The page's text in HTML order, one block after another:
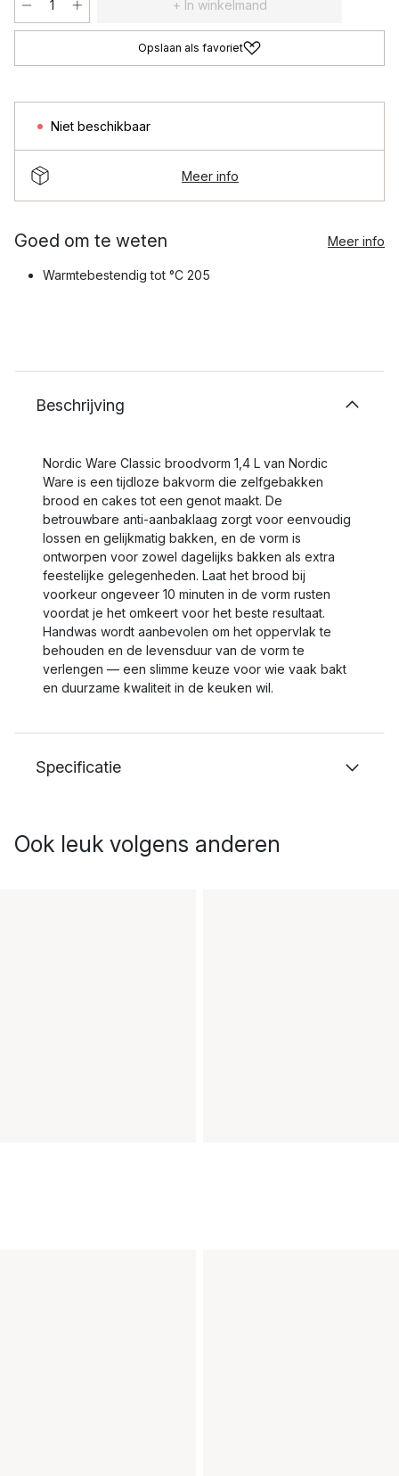
+ In winkelmand
Opslaan als favoriet
Niet beschikbaar
Meer info
Goed om te weten Meer info
Warmtebestendig tot °C 205
Beschrijving
Nordic Ware Classic broodvorm 1,4 L van Nordic
Ware is een tijdloze bakvorm die zelfgebakken
brood en cakes tot een genot maakt. De
betrouwbare anti-aanbaklaag zorgt voor eenvoudig
lossen en gelijkmatig bakken, en de vorm is
ontworpen voor zowel dagelijks bakken als extra
feestelijke gelegenheden. Laat het brood bij
voorkeur ongeveer 10 minuten in de vorm rusten
voordat je het omkeert voor het beste resultaat.
Handwas wordt aanbevolen om het oppervlak te
behouden en de levensduur van de vorm te
verlengen — een slimme keuze voor wie vaak bakt
en duurzame kwaliteit in de keuken wil.
Specificatie
Ook leuk volgens anderen